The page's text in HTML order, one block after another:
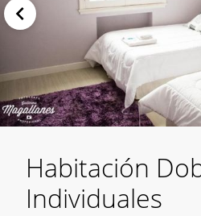
Habitación
Individuales